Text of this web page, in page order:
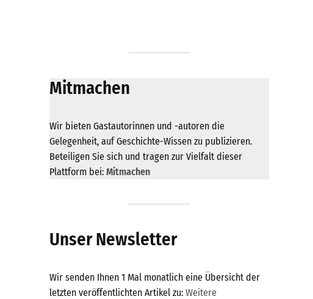
Mitmachen
Wir bieten Gastautorinnen und -autoren die
Gelegenheit, auf Geschichte-Wissen zu publizieren.
Beteiligen Sie sich und tragen zur Vielfalt dieser
Plattform bei: Mitmachen
Unser Newsletter
Wir senden Ihnen 1 Mal monatlich eine Übersicht der
letzten veröffentlichten Artikel zu: Weitere